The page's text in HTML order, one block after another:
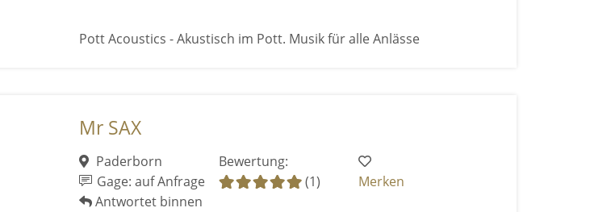
Pott Acoustics - Akustisch im Pott. Musik für alle Anlässe
Mr SAX
Paderborn
Gage: auf Anfrage
Antwortet binnen
Bewertung:
(1)
Merken